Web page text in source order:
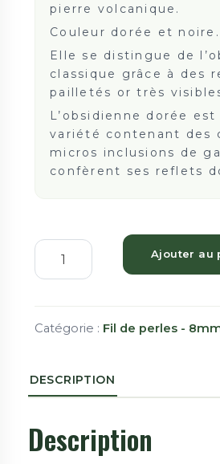
pierre volcanique.
Couleur dorée et noire.
Elle se distingue de
classique grâce à des
pailletés or très
L’obsidienne dorée est
variété contenant des
micros inclusions de
confèrent ses reflets
Ajouter au
Catégorie : Fil de perles -
DESCRIPTION
Description